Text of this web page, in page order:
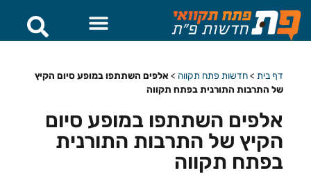
דף בית >חדשות פתח תקווה > אלפים השתתפו במופע סיום הקיץ
של התרבות התורנית בפתח תקווה
אלפים השתתפו במופע סיום
הקיץ של התרבות התורנית
בפתח תקווה